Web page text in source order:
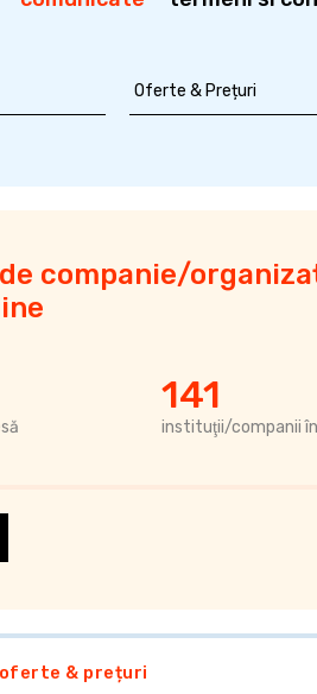
companie/
141
instituţii/companii
oferte & prețuri